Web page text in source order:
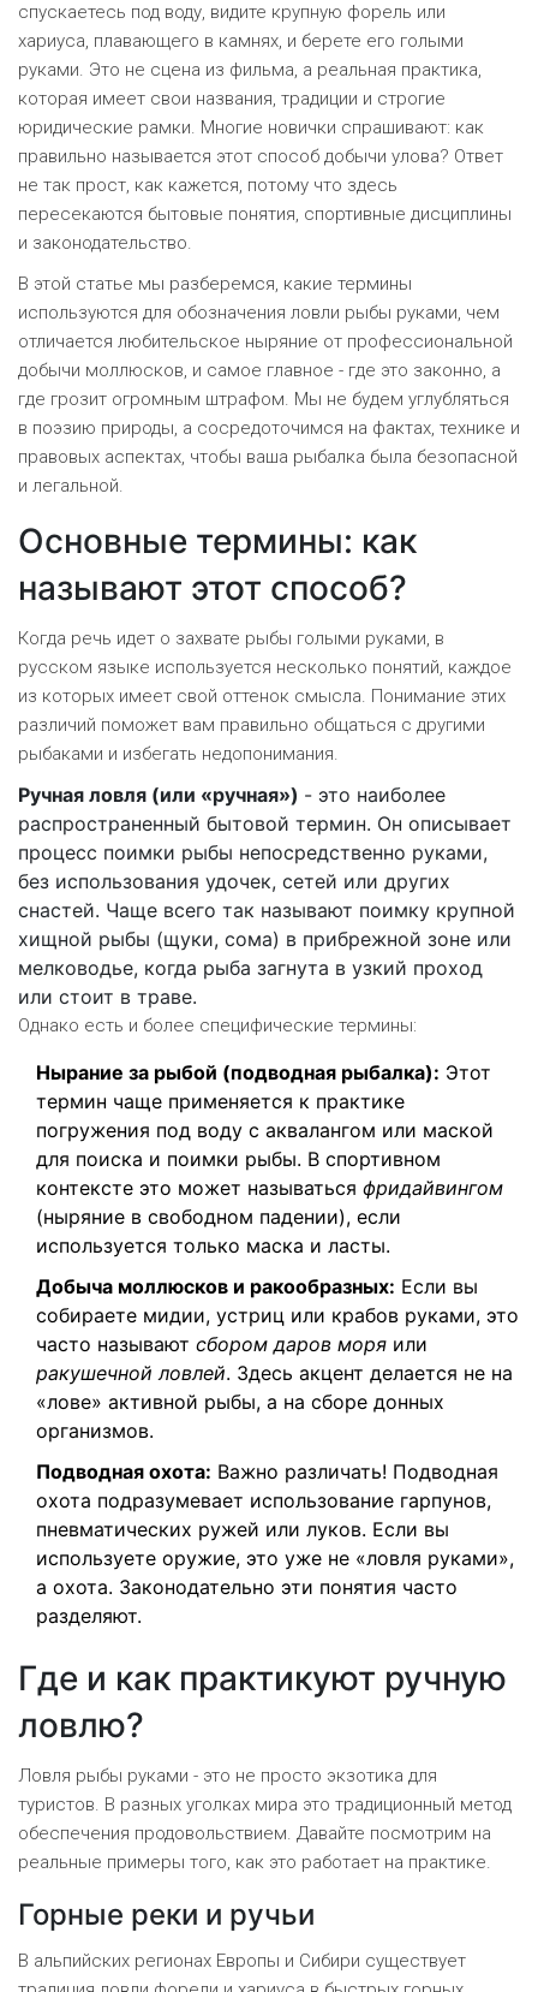
спускаетесь под воду, видите крупную форель или
хариуса, плавающего в камнях, и берете его голыми
руками. Это не сцена из фильма, а реальная практика,
которая имеет свои названия, традиции и строгие
юридические рамки. Многие новички спрашивают: как
правильно называется этот способ добычи улова? Ответ
не так прост, как кажется, потому что здесь
пересекаются бытовые понятия, спортивные дисциплины
и законодательство.
В этой статье мы разберемся, какие термины
используются для обозначения ловли рыбы руками, чем
отличается любительское ныряние от профессиональной
добычи моллюсков, и самое главное - где это законно, а
где грозит огромным штрафом. Мы не будем углубляться
в поэзию природы, а сосредоточимся на фактах, технике и
правовых аспектах, чтобы ваша рыбалка была безопасной
и легальной.
Основные термины: как
называют этот способ?
Когда речь идет о захвате рыбы голыми руками, в
русском языке используется несколько понятий, каждое
из которых имеет свой оттенок смысла. Понимание этих
различий поможет вам правильно общаться с другими
рыбаками и избегать недопонимания.
Ручная ловля (или «ручная») - это наиболее
распространенный бытовой термин. Он описывает
процесс поимки рыбы непосредственно руками,
без использования удочек, сетей или других
снастей. Чаще всего так называют поимку крупной
хищной рыбы (щуки, сома) в прибрежной зоне или
мелководье, когда рыба загнута в узкий проход
или стоит в траве.
Однако есть и более специфические термины:
Нырание за рыбой (подводная рыбалка): Этот
термин чаще применяется к практике
погружения под воду с аквалангом или маской
для поиска и поимки рыбы. В спортивном
контексте это может называться фридайвингом
(ныряние в свободном падении), если
используется только маска и ласты.
Добыча моллюсков и ракообразных: Если вы
собираете мидии, устриц или крабов руками, это
часто называют сбором даров моря или
ракушечной ловлей. Здесь акцент делается не на
«лове» активной рыбы, а на сборе донных
организмов.
Подводная охота: Важно различать! Подводная
охота подразумевает использование гарпунов,
пневматических ружей или луков. Если вы
используете оружие, это уже не «ловля руками»,
а охота. Законодательно эти понятия часто
разделяют.
Где и как практикуют ручную
ловлю?
Ловля рыбы руками - это не просто экзотика для
туристов. В разных уголках мира это традиционный метод
обеспечения продовольствием. Давайте посмотрим на
реальные примеры того, как это работает на практике.
Горные реки и ручьи
В альпийских регионах Европы и Сибири существует